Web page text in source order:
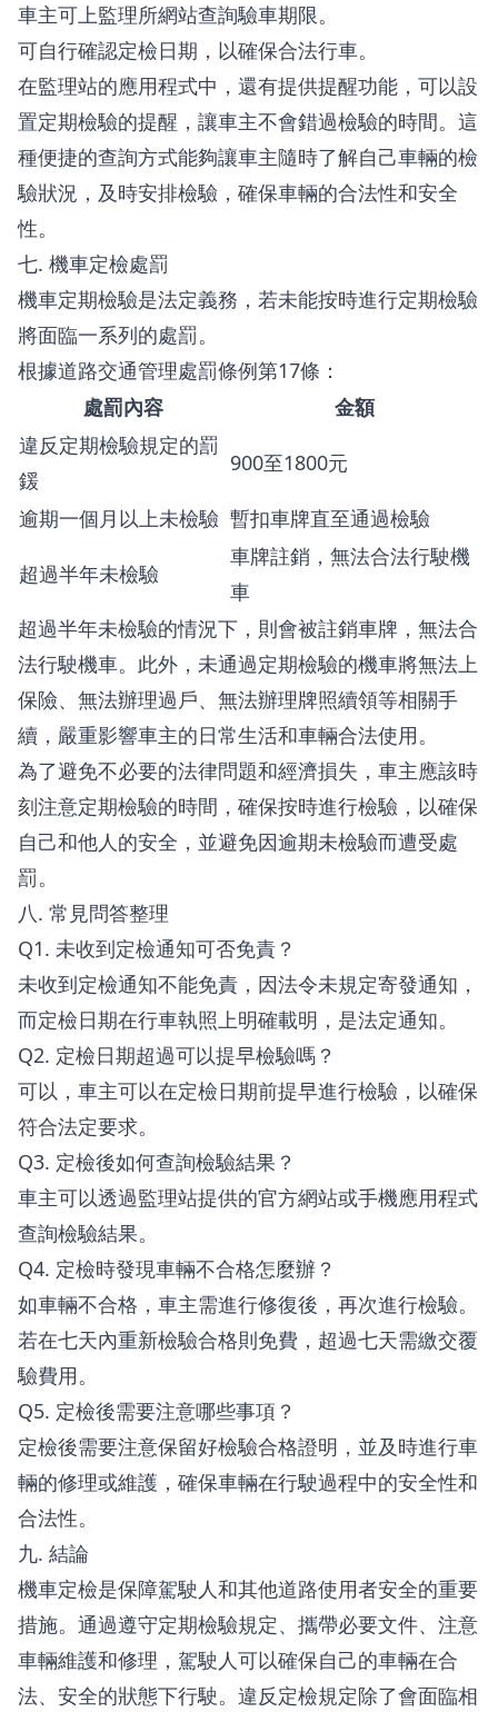
車主可上監理所網站查詢驗車期限。
可自行確認定檢日期，以確保合法行車。
在監理站的應用程式中，還有提供提醒功能，可以設
置定期檢驗的提醒，讓車主不會錯過檢驗的時間。這
種便捷的查詢方式能夠讓車主隨時了解自己車輛的檢
驗狀況，及時安排檢驗，確保車輛的合法性和安全
性。
七. 機車定檢處罰
機車定期檢驗是法定義務，若未能按時進行定期檢驗
將面臨一系列的處罰。
根據道路交通管理處罰條例第17條：
處罰內容
金額
違反定期檢驗規定的罰
鍰
900至1800元
逾期一個月以上未檢驗 暫扣車牌直至通過檢驗
超過半年未檢驗
車牌註銷，無法合法行駛機
車
超過半年未檢驗的情況下，則會被註銷車牌，無法合
法行駛機車。此外，未通過定期檢驗的機車將無法上
保險、無法辦理過戶、無法辦理牌照續領等相關手
續，嚴重影響車主的日常生活和車輛合法使用。
為了避免不必要的法律問題和經濟損失，車主應該時
刻注意定期檢驗的時間，確保按時進行檢驗，以確保
自己和他人的安全，並避免因逾期未檢驗而遭受處
罰。
八. 常見問答整理
Q1. 未收到定檢通知可否免責？
未收到定檢通知不能免責，因法令未規定寄發通知，
而定檢日期在行車執照上明確載明，是法定通知。
Q2. 定檢日期超過可以提早檢驗嗎？
可以，車主可以在定檢日期前提早進行檢驗，以確保
符合法定要求。
Q3. 定檢後如何查詢檢驗結果？
車主可以透過監理站提供的官方網站或手機應用程式
查詢檢驗結果。
Q4. 定檢時發現車輛不合格怎麼辦？
如車輛不合格，車主需進行修復後，再次進行檢驗。
若在七天內重新檢驗合格則免費，超過七天需繳交覆
驗費用。
Q5. 定檢後需要注意哪些事項？
定檢後需要注意保留好檢驗合格證明，並及時進行車
輛的修理或維護，確保車輛在行駛過程中的安全性和
合法性。
九. 結論
機車定檢是保障駕駛人和其他道路使用者安全的重要
措施。通過遵守定期檢驗規定、攜帶必要文件、注意
車輛維護和修理，駕駛人可以確保自己的車輛在合
法、安全的狀態下行駛。違反定檢規定除了會面臨相